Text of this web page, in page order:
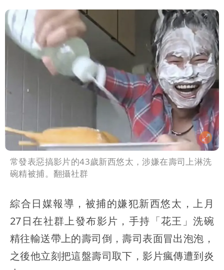
常發表惡搞影片的43歲新西悠太，涉嫌在壽司上淋洗
碗精被捕。翻攝社群
綜合日媒報導，被捕的嫌犯新西悠太，上月
27日在社群上發布影片，手持「花王」洗碗
精往輸送帶上的壽司倒，壽司表面冒出泡泡，
之後他立刻把這盤壽司取下，影片瘋傳遭到炎